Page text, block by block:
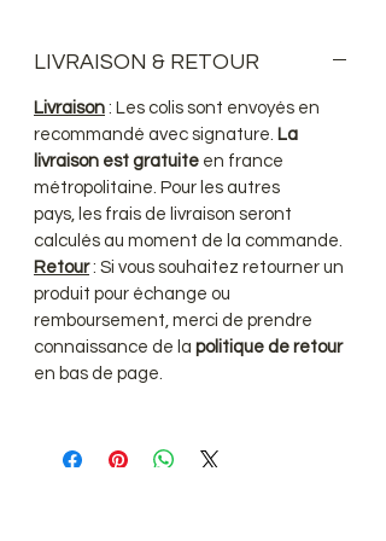
LIVRAISON & RETOUR
Livraison : Les colis sont envoyés en
recommandé avec signature. La
livraison est gratuite en france
métropolitaine. Pour les autres
pays, les frais de livraison seront
calculés au moment de la commande.
Retour: Si vous souhaitez retourner un
produit pour échange ou
remboursement, merci de prendre
connaissance de la politique de retour
en bas de page.